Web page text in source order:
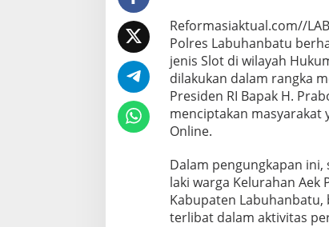
Reformasiaktual.com//
Polres Labuhanbatu
jenis Slot di wilayah
dilakukan dalam rangka
Presiden RI Bapak H.
menciptakan masyarakat
Online.
Dalam pengungkapan ini,
laki warga Kelurahan Aek
Kabupaten Labuhanbatu,
terlibat dalam aktivitas